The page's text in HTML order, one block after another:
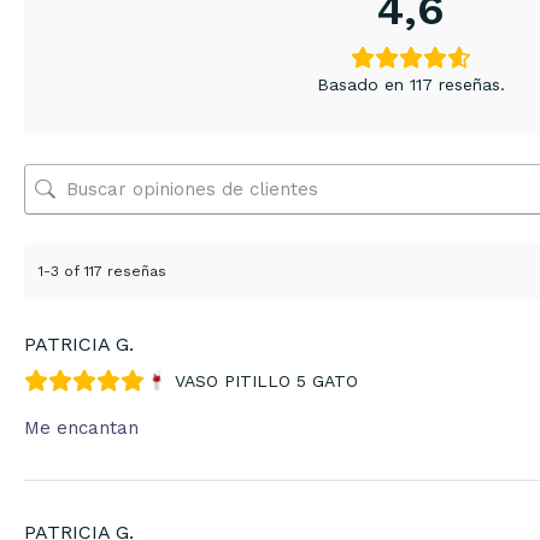
Basado en 117 reseñas.
1-3 of 117 reseñas
PATRICIA G.
VASO PITILLO 5 GATO
Me encantan
PATRICIA G.